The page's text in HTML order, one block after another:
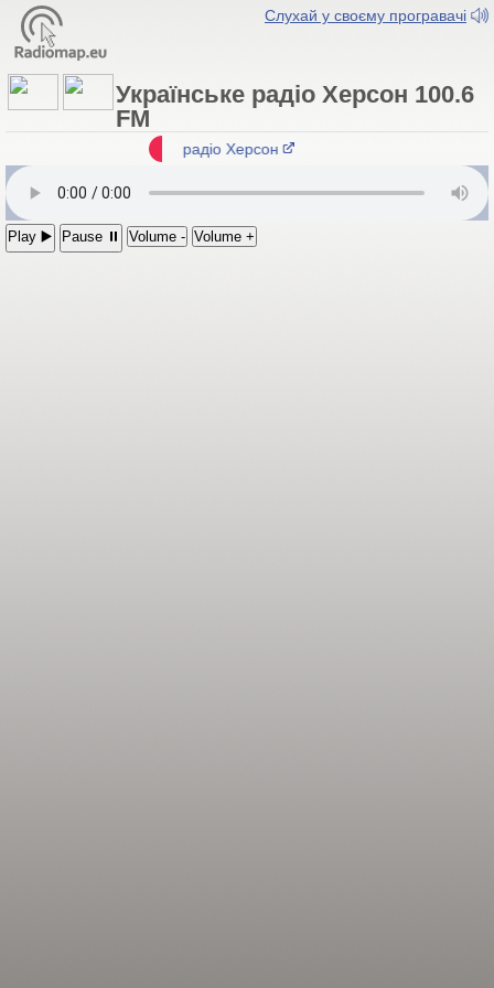
Слухай у своєму програвачі
Українське радіо Херсон 100.6
FM
Українське радіо Херсон
Play ▶️ Pause ⏸ Volume - Volume +